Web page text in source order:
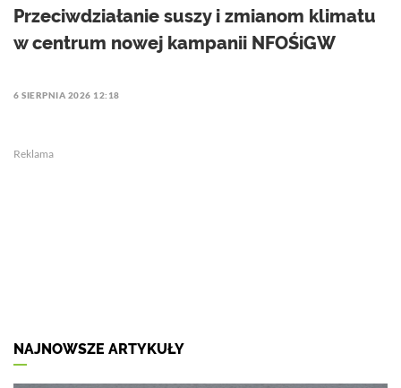
Przeciwdziałanie suszy i zmianom klimatu
w centrum nowej kampanii NFOŚiGW
6 SIERPNIA 2026 12:18
Reklama
NAJNOWSZE ARTYKUŁY